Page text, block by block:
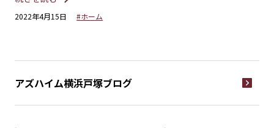
2022年4月15日 #ホーム
アズハイム横浜戸塚ブログ